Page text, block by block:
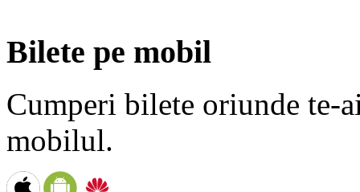
Bilete pe mobil
Cumperi bilete oriunde te-
mobilul.